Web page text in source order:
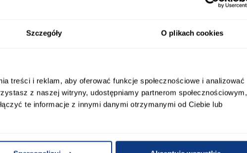
Szczegóły O plikach cookies
treści i reklam, aby oferować funkcje społecznościowe i analizować
z naszej witryny, udostępniamy partnerom społecznościowym,
te informacje z innymi danymi otrzymanymi od Ciebie lub